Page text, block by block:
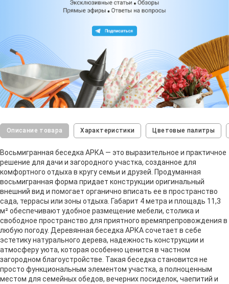
Описание товара Характеристики Цветовые палитры
Восьмигранная беседка АРКА — это выразительное и практичное
решение для дачи и загородного участка, созданное для
комфортного отдыха в кругу семьи и друзей. Продуманная
восьмигранная форма придает конструкции оригинальный
внешний вид и помогает органично вписать ее в пространство
сада, террасы или зоны отдыха. Габарит 4 метра и площадь 11,3
м² обеспечивают удобное размещение мебели, столика и
свободное пространство для приятного времяпрепровождения в
любую погоду. Деревянная беседка АРКА сочетает в себе
эстетику натурального дерева, надежность конструкции и
атмосферу уюта, которая особенно ценится в частном
загородном благоустройстве. Такая беседка становится не
просто функциональным элементом участка, а полноценным
местом для семейных обедов, вечерних посиделок, чаепитий и